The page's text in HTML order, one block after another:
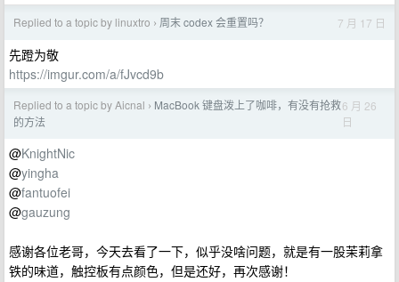
Replied to a topic by linuxtro › 周末 codex 会重置吗？ 7 月 17 日
先蹬为敬
https://imgur.com/a/fJvcd9b
Replied to a topic by Aicnal › MacBook 键盘泼上了咖啡，有没有抢救
的方法
6 月 26
日
@KnightNic
@yingha
@fantuofei
@gauzung
感谢各位老哥，今天去看了一下，似乎没啥问题，就是有一股茉莉拿
铁的味道，触控板有点颜色，但是还好，再次感谢！